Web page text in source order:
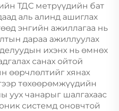
ТДС метрүүдийн бат
аль алинд ашиглах
энгийн ажиллагаа нь
дараа ажиллуулах
ихэнх нь өмнөх
санах ойтой
өөрчлөлтийг хянах
төхөөрөмжүүдийн
уух чанарыг шалгахаас
системд оновчтой